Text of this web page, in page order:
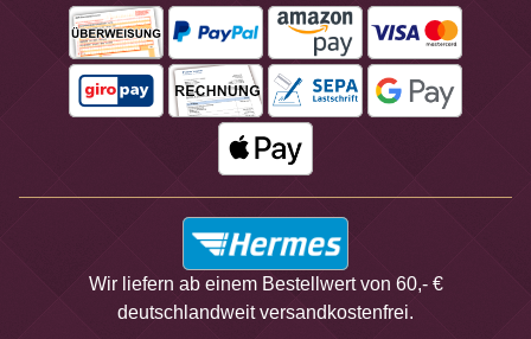
Wir liefern ab einem Bestellwert von 60,- €
deutschlandweit versandkostenfrei.